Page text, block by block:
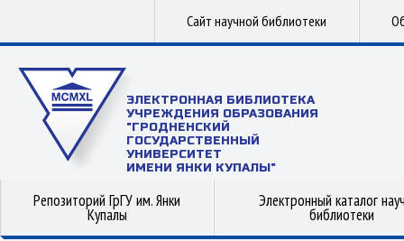
Сайт научной библиотеки
ЭЛЕКТРОННАЯ БИБЛИОТЕКА
УЧРЕЖДЕНИЯ ОБРАЗОВАНИЯ
"ГРОДНЕНСКИЙ
ГОСУДАРСТВЕННЫЙ
УНИВЕРСИТЕТ
ИМЕНИ ЯНКИ КУПАЛЫ"
Репозиторий ГрГУ им. Янки
Купалы
Электронный каталог
библиотеки